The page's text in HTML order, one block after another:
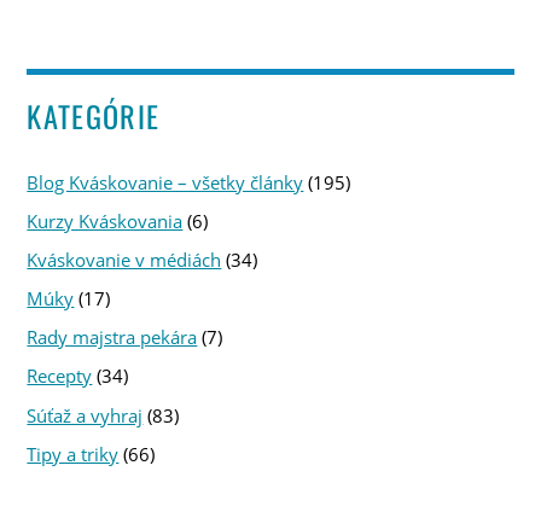
KATEGÓRIE
Blog Kváskovanie – všetky články (195)
Kurzy Kváskovania (6)
Kváskovanie v médiách (34)
Múky (17)
Rady majstra pekára (7)
Recepty (34)
Súťaž a vyhraj (83)
Tipy a triky (66)